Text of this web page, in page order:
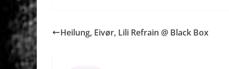
Heilung, Eivør, Lili Refrain @ Black Box